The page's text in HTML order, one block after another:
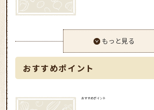
もっと見る
おすすめポイント
おすすめポイント